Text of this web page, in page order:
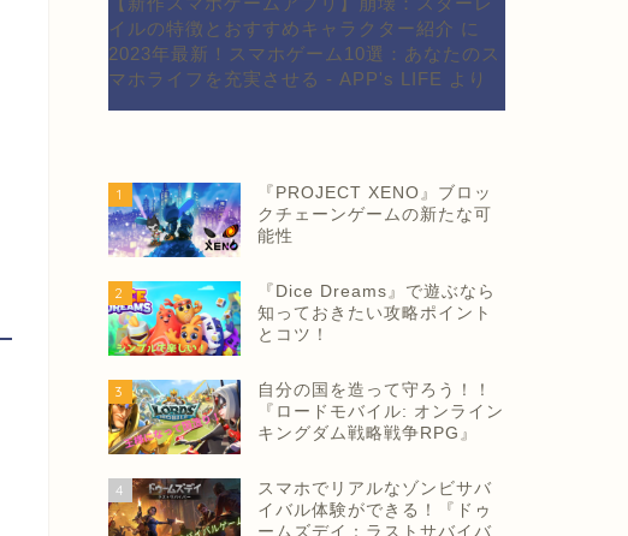
イルの特徴とおすすめキャラクター紹介 に
2023年最新！スマホゲーム10選：あなたのス
マホライフを充実させる - APP's LIFE より
1
『PROJECT XENO』ブロッ
クチェーンゲームの新たな可
能性
2
『Dice Dreams』で遊ぶなら
知っておきたい攻略ポイント
とコツ！
3
自分の国を造って守ろう！！
『ロードモバイル: オンライン
キングダム戦略戦争RPG』
4
スマホでリアルなゾンビサバ
イバル体験ができる！『ドゥ
ームズデイ：ラストサバイバ